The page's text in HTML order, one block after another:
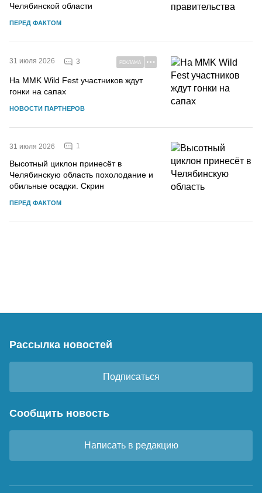
Челябинской области
ПЕРЕД ФАКТОМ
31 июля 2026 3 РЕКЛАМА
На MMK Wild Fest участников ждут
гонки на сапах
НОВОСТИ ПАРТНЕРОВ
31 июля 2026 1
Высотный циклон принесёт в
Челябинскую область похолодание и
обильные осадки. Скрин
ПЕРЕД ФАКТОМ
Рассылка новостей
Подписаться
Сообщить новость
Написать в редакцию